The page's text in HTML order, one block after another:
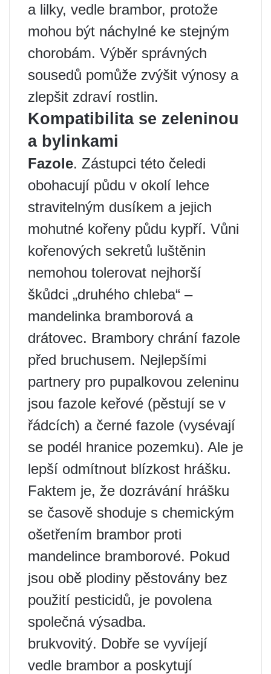
a lilky, vedle brambor, protože
mohou být náchylné ke stejným
chorobám. Výběr správných
sousedů pomůže zvýšit výnosy a
zlepšit zdraví rostlin.
Kompatibilita se zeleninou
a bylinkami
Fazole. Zástupci této čeledi
obohacují půdu v ​​okolí lehce
stravitelným dusíkem a jejich
mohutné kořeny půdu kypří. Vůni
kořenových sekretů luštěnin
nemohou tolerovat nejhorší
škůdci „druhého chleba“ –
mandelinka bramborová a
drátovec. Brambory chrání fazole
před bruchusem. Nejlepšími
partnery pro pupalkovou zeleninu
jsou fazole keřové (pěstují se v
řádcích) a černé fazole (vysévají
se podél hranice pozemku). Ale je
lepší odmítnout blízkost hrášku.
Faktem je, že dozrávání hrášku
se časově shoduje s chemickým
ošetřením brambor proti
mandelince bramborové. Pokud
jsou obě plodiny pěstovány bez
použití pesticidů, je povolena
společná výsadba.
brukvovitý. Dobře se vyvíjejí
vedle brambor a poskytují